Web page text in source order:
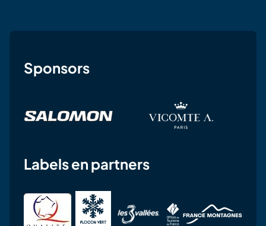
Sponsors
Labels en partners